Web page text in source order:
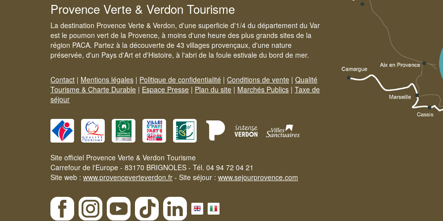
Provence Verte & Verdon Tourisme
La destination Provence Verte & Verdon, d'une superficie d'1/4 du département du Var
est le poumon vert de la Provence, à moins d'une heure des plus grands sites de la
région PACA. Partez à la découverte de 43 villages provençaux, d'une nature
préservée, d'un Pays d'Art et d'Histoire, à l'abri de la foule estivale du bord de mer.
Contact | Mentions légales | Politique de confidentialité | Conditions de vente | Qualité
Tourisme & Charte Durable | Espace Presse | Plan du site | Marchés Publics | Taxe de
séjour
Site officiel Provence Verte & Verdon Tourisme
Carrefour de l'Europe - 83170 BRIGNOLES - Tél. 04 94 72 04 21
Site web : www.provenceverteverdon.fr - Site séjour : www.sejourprovence.com